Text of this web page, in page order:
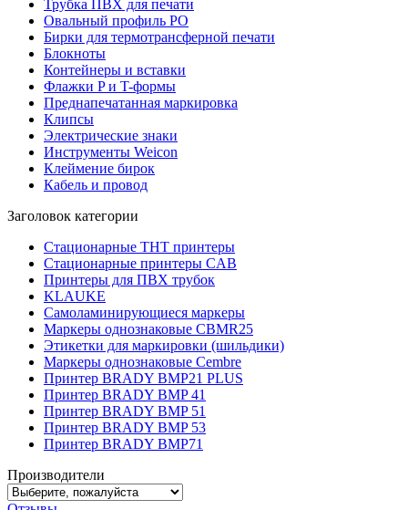
Трубка ПВХ для печати
Овальный профиль PO
Бирки для термотрансферной печати
Блокноты
Контейнеры и вставки
Флажки P и T-формы
Преднапечатанная маркировка
Клипсы
Электрические знаки
Инструменты Weicon
Клеймение бирок
Кабель и провод
Заголовок категории
Стационарные THT принтеры
Стационарные принтеры CAB
Принтеры для ПВХ трубок
KLAUKE
Самоламинирующиеся маркеры
Маркеры однознаковые CBMR25
Этикетки для маркировки (шильдики)
Маркеры однознаковые Cembre
Принтер BRADY BMP21 PLUS
Принтер BRADY BMP 41
Принтер BRADY BMP 51
Принтер BRADY BMP 53
Принтер BRADY BMP71
Производители